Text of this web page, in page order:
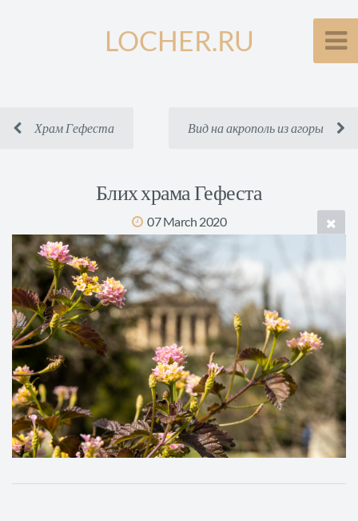
LOCHER.RU
Храм Гефеста Вид на акрополь из агоры
Блих храма Гефеста
07 March 2020